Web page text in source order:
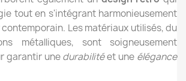
tout en s'intégrant harmonieusement
Les matériaux utilisés, du
métalliques, sont soigneusement
garantir unedurabilitéet une élégance